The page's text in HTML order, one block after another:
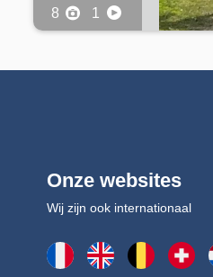
8 1
Onze websites
Wij zijn ook internationaal